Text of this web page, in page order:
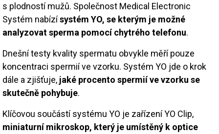
s plodností mužů. Společnost Medical Electronic
Systém nabízísystém YO, se kterým je možné
analyzovat sperma pomocí chytrého telefonu.
Dnešní testy kvality spermatu obvykle měří pouze
koncentraci spermií ve vzorku. Systém YO jde o krok
dále a zjišťuje, jaké procento spermií ve vzorku se
skutečně pohybuje.
Klíčovou součástí systému YO je zařízení YO Clip,
miniaturní mikroskop, který je umístěný k optice